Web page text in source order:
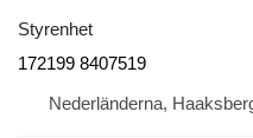
Styrenhet
172199 8407519
Nederländerna,